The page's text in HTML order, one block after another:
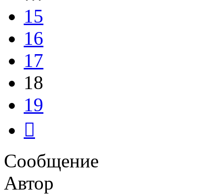
15
16
17
18
19
Сообщение
Автор